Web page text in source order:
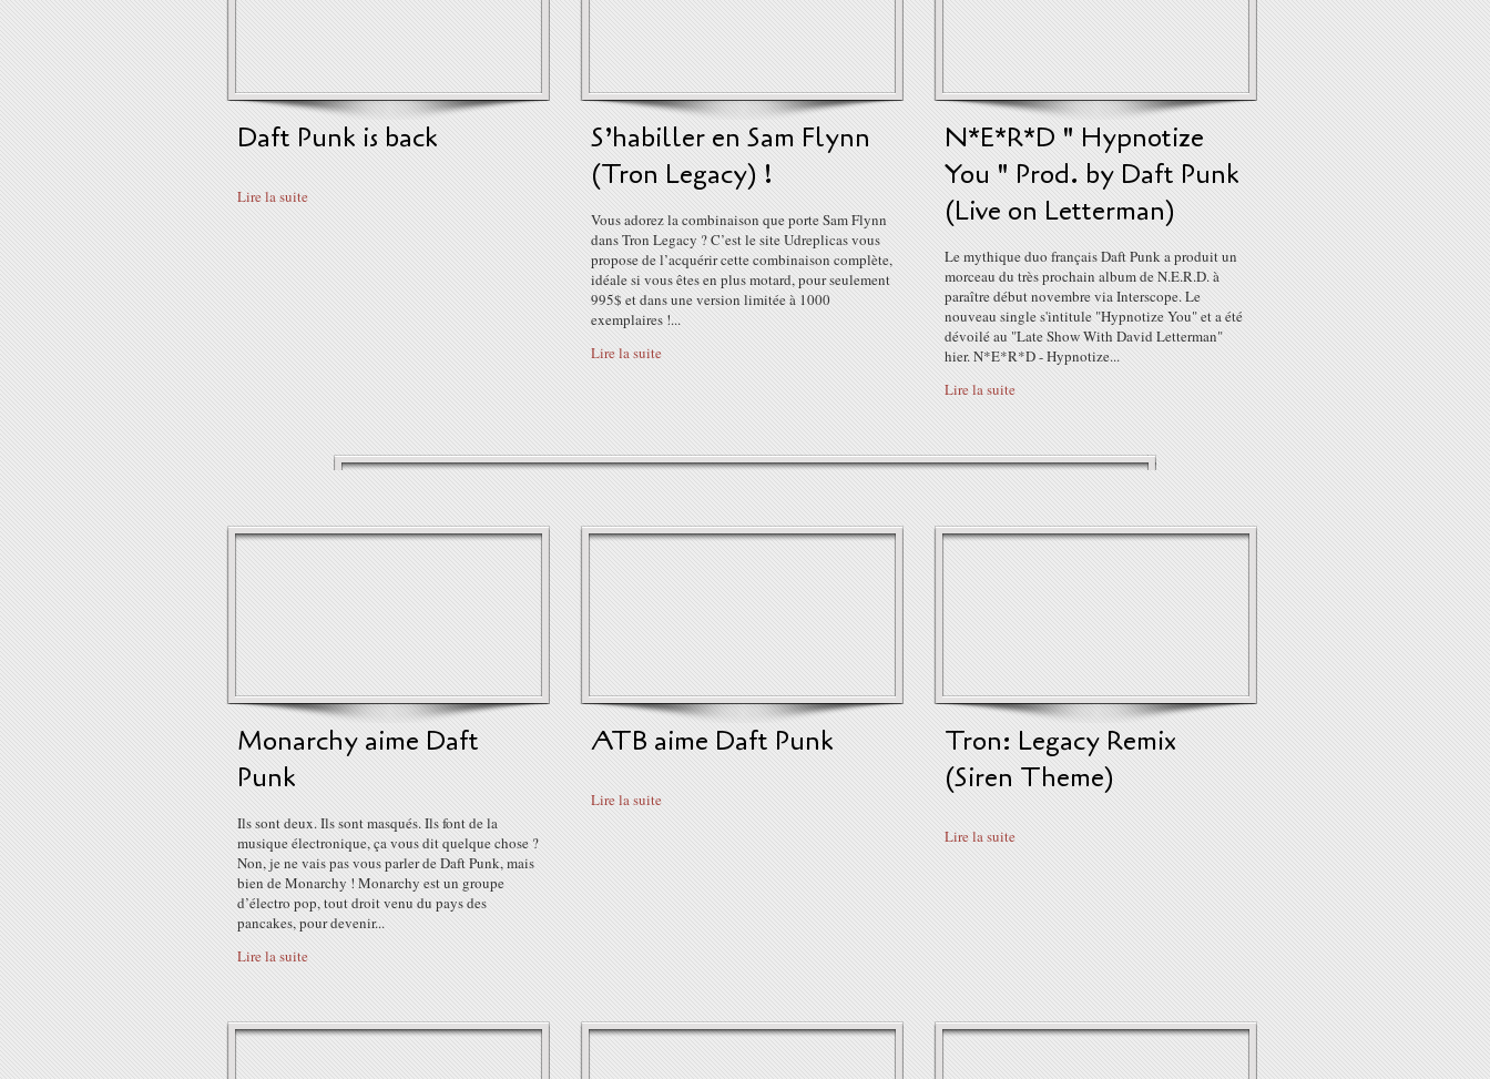
Daft Punk is back
Lire la suite
S’habiller en Sam Flynn
(Tron Legacy) !
Vous adorez la combinaison que porte Sam Flynn
dans Tron Legacy ? C’est le site Udreplicas vous
propose de l’acquérir cette combinaison complète,
idéale si vous êtes en plus motard, pour seulement
995$ et dans une version limitée à 1000
exemplaires !...
Lire la suite
N*E*R*D " Hypnotize
You " Prod. by Daft Punk
(Live on Letterman)
Le mythique duo français Daft Punk a produit un
morceau du très prochain album de N.E.R.D. à
paraître début novembre via Interscope. Le
nouveau single s'intitule "Hypnotize You" et a été
dévoilé au "Late Show With David Letterman"
hier. N*E*R*D - Hypnotize...
Lire la suite
Monarchy aime Daft
Punk
Ils sont deux. Ils sont masqués. Ils font de la
musique électronique, ça vous dit quelque chose ?
Non, je ne vais pas vous parler de Daft Punk, mais
bien de Monarchy ! Monarchy est un groupe
d’électro pop, tout droit venu du pays des
pancakes, pour devenir...
Lire la suite
ATB aime Daft Punk
Lire la suite
Tron: Legacy Remix
(Siren Theme)
Lire la suite